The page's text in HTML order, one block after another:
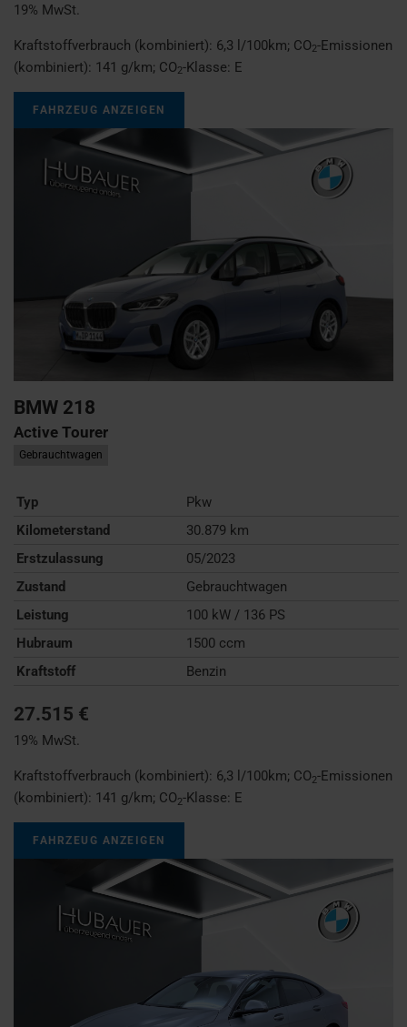
19% MwSt.
Kraftstoffverbrauch (kombiniert): 6,3 l/100km; CO2-Emissionen
(kombiniert): 141 g/km; CO2-Klasse: E
FAHRZEUG ANZEIGEN
BMW 218
Active Tourer
Gebrauchtwagen
Typ
Pkw
Kilometerstand
30.879 km
Erstzulassung
05/2023
Zustand
Gebrauchtwagen
Leistung
100 kW / 136 PS
Hubraum
1500 ccm
Kraftstoff
Benzin
27.515 €
19% MwSt.
Kraftstoffverbrauch (kombiniert): 6,3 l/100km; CO2-Emissionen
(kombiniert): 141 g/km; CO2-Klasse: E
FAHRZEUG ANZEIGEN